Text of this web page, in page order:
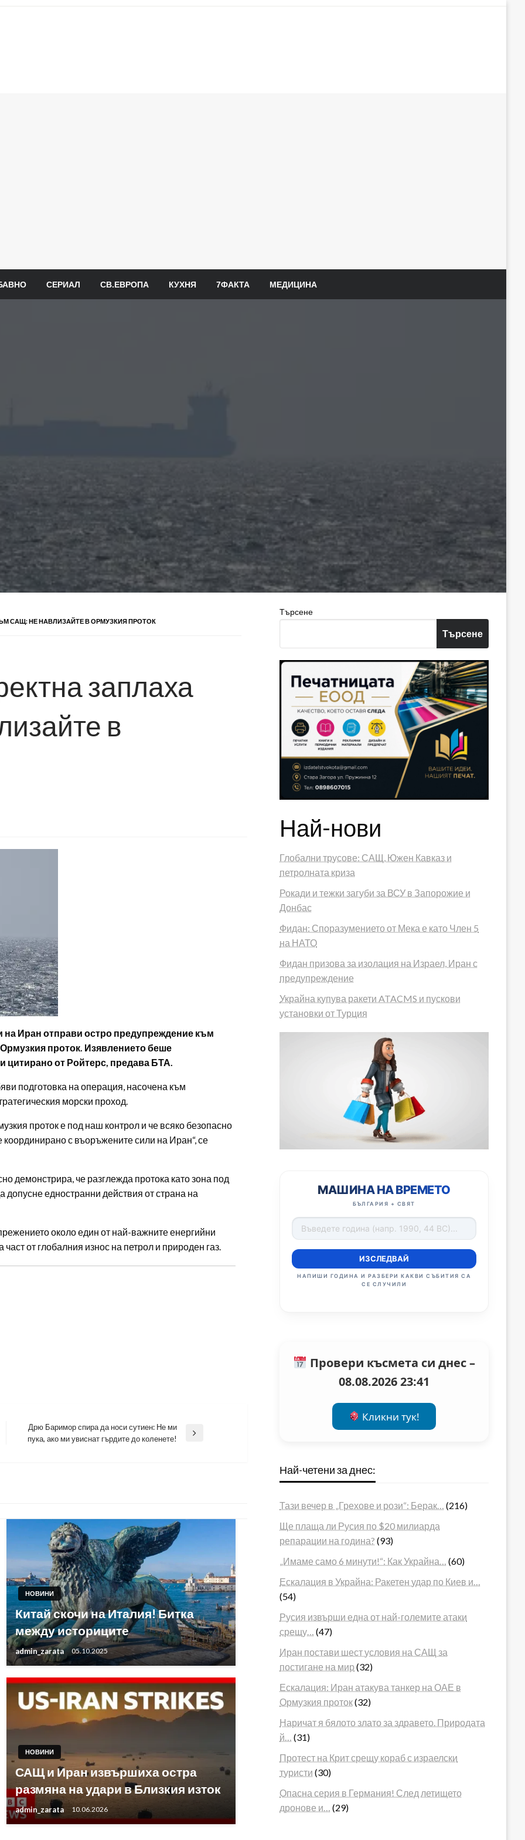
СЕРИАЛ СВ.ЕВРОПА КУХНЯ 7ФАКТА МЕДИЦИНА
САЩ: НЕ НАВЛИЗАЙТЕ В ОРМУЗКИЯ ПРОТОК
заплаха
в
Иран отправи остро предупреждение към
проток. Изявлението беше
цитирано от Ройтерс, предава БТА.
подготовка на операция, насочена към
морски проход.
проток е под наш контрол и че всяко безопасно
с въоръжените сили на Иран“, се
демонстрира, че разглежда протока като зона под
едностранни действия от страна на
около един от най-важните енергийни
от глобалния износ на петрол и природен газ.
Next
Дрю Баримор спира да носи сутиен: Не ми
пука, ако ми увиснат гърдите до коленете!
НОВИНИ
Китай скочи на Италия! Битка
между историците
admin_zarata 05.10.2025
НОВИНИ
САЩ и Иран извършиха остра
размяна на удари в Близкия изток
admin_zarata 10.06.2026
Търсене
Търсене
Най-нови
Глобални трусове: САЩ, Южен Кавказ и
петролната криза
Рокади и тежки загуби за ВСУ в Запорожие и
Донбас
Фидан: Споразумението от Мека е като Член 5
на НАТО
Фидан призова за изолация на Израел, Иран с
предупреждение
Украйна купува ракети ATACMS и пускови
установки от Турция
МАШИНА НА ВРЕМЕТО
БЪЛГАРИЯ + СВЯТ
ИЗСЛЕДВАЙ
НАПИШИ ГОДИНА И РАЗБЕРИ КАКВИ СЪБИТИЯ СА
СЕ СЛУЧИЛИ
Провери късмета си днес –
08.08.2026 23:41
Кликни тук!
Най-четени за днес:
Тази вечер в „Грехове и рози“: Берак…
(216)
Ще плаща ли Русия по $20 милиарда
репарации на година? (93)
„Имаме само 6 минути!“: Как Украйна…
(60)
Ескалация в Украйна: Ракетен удар по Киев и…
(54)
Русия извърши една от най-големите атаки
срещу…
(47)
Иран постави шест условия на САЩ за
постигане на мир (32)
Ескалация: Иран атакува танкер на ОАЕ в
Ормузкия проток(32)
Наричат я бялото злато за здравето. Природата
й…
(31)
Протест на Крит срещу кораб с израелски
туристи (30)
Опасна серия в Германия! След летището
дронове и…
(29)